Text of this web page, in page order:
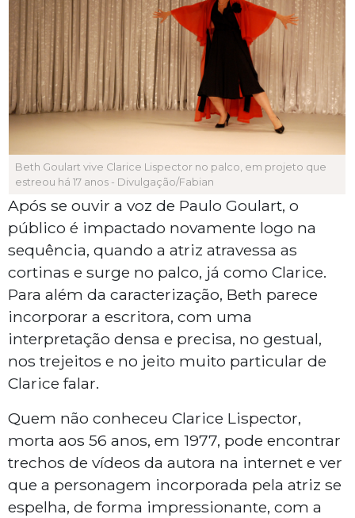
Beth Goulart vive Clarice Lispector no palco, em projeto que
estreou há 17 anos - Divulgação/Fabian
Após se ouvir a voz de Paulo Goulart, o
público é impactado novamente logo na
sequência, quando a atriz atravessa as
cortinas e surge no palco, já como Clarice.
Para além da caracterização, Beth parece
incorporar a escritora, com uma
interpretação densa e precisa, no gestual,
nos trejeitos e no jeito muito particular de
Clarice falar.
Quem não conheceu Clarice Lispector,
morta aos 56 anos, em 1977, pode encontrar
trechos de vídeos da autora na internet e ver
que a personagem incorporada pela atriz se
espelha, de forma impressionante, com a